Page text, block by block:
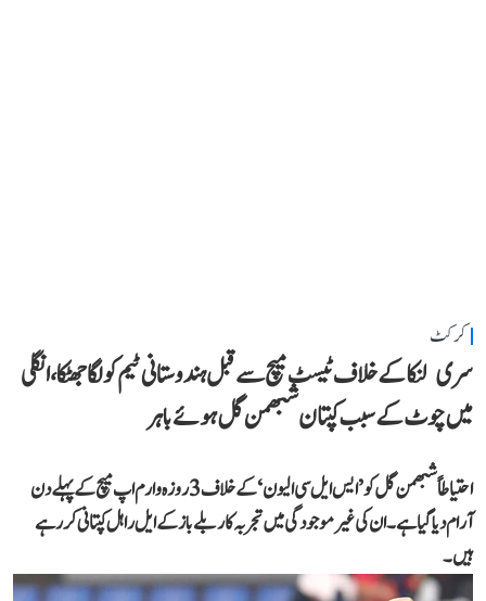
کرکٹ
سری لنکا کے خلاف ٹیسٹ میچ سے قبل ہندوستانی ٹیم کو لگا جھٹکا، انگلی
میں چوٹ کے سبب کپتان شبھمن گل ہوئے باہر
احتیاطاً شبھمن گل کو ’ایس ایل سی الیون‘ کے خلاف 3 روزہ وارم اپ میچ کے پہلے دن
آرام دیا گیا ہے۔ ان کی غیر موجودگی میں تجربہ کار بلے باز کے ایل راہل کپتانی کر رہے
ہیں۔